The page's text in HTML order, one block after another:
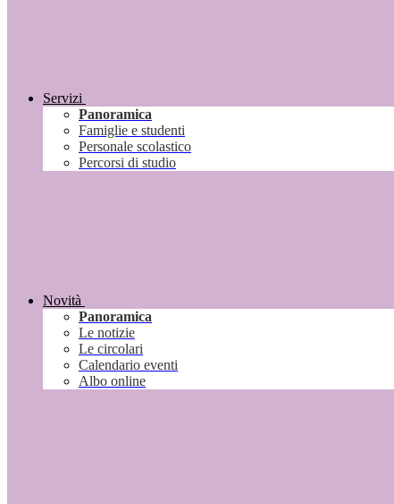
Servizi
Panoramica
Famiglie e studenti
Personale scolastico
Percorsi di studio
Novità
Panoramica
Le notizie
Le circolari
Calendario eventi
Albo online